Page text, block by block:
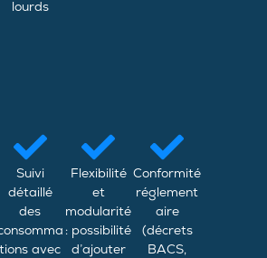
lourds
Suivi
détaillé
des
tions avec
Flexibilité
et
modularité
: possibilité
d’ajouter
Conformité
réglement
aire
(décrets
BACS,